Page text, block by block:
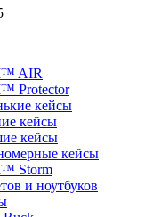
AIR
Protector
кейсы
кейсы
кейсы
кейсы
Storm
и ноутбуков